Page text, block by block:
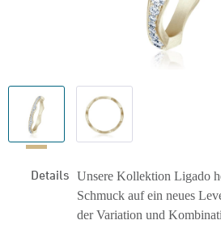
Details Unsere Kollektion Ligado
Schmuck auf ein neues
der Variation und